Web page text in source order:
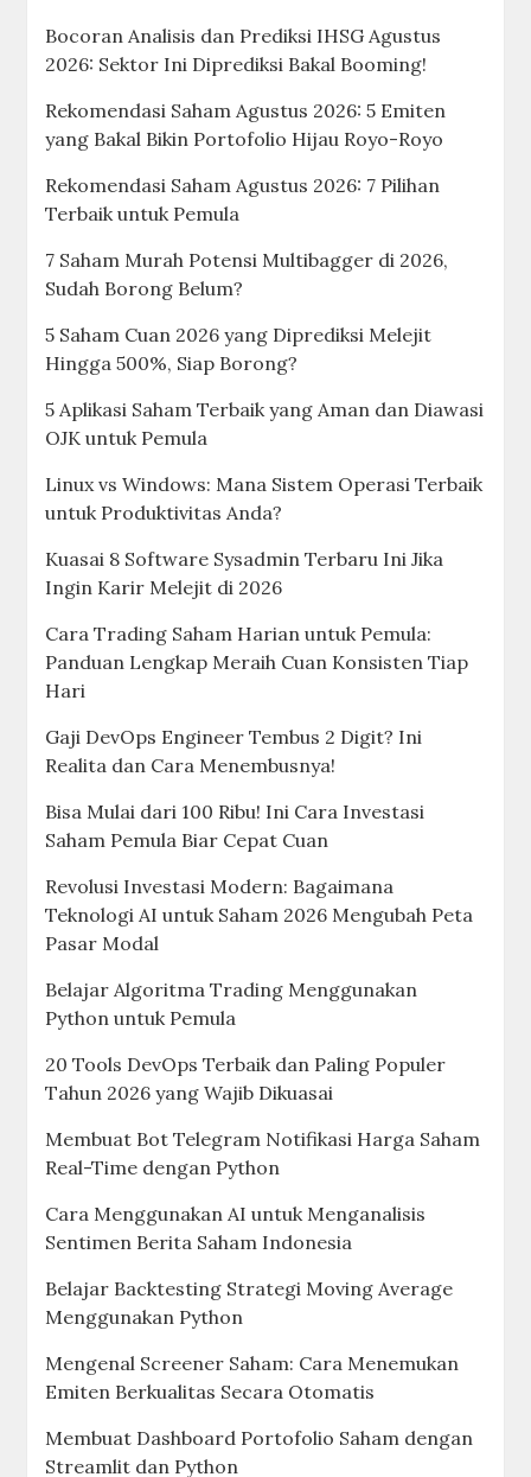
Bocoran Analisis dan Prediksi IHSG Agustus
2026: Sektor Ini Diprediksi Bakal Booming!
Rekomendasi Saham Agustus 2026: 5 Emiten
yang Bakal Bikin Portofolio Hijau Royo-Royo
Rekomendasi Saham Agustus 2026: 7 Pilihan
Terbaik untuk Pemula
7 Saham Murah Potensi Multibagger di 2026,
Sudah Borong Belum?
5 Saham Cuan 2026 yang Diprediksi Melejit
Hingga 500%, Siap Borong?
5 Aplikasi Saham Terbaik yang Aman dan Diawasi
OJK untuk Pemula
Linux vs Windows: Mana Sistem Operasi Terbaik
untuk Produktivitas Anda?
Kuasai 8 Software Sysadmin Terbaru Ini Jika
Ingin Karir Melejit di 2026
Cara Trading Saham Harian untuk Pemula:
Panduan Lengkap Meraih Cuan Konsisten Tiap
Hari
Gaji DevOps Engineer Tembus 2 Digit? Ini
Realita dan Cara Menembusnya!
Bisa Mulai dari 100 Ribu! Ini Cara Investasi
Saham Pemula Biar Cepat Cuan
Revolusi Investasi Modern: Bagaimana
Teknologi AI untuk Saham 2026 Mengubah Peta
Pasar Modal
Belajar Algoritma Trading Menggunakan
Python untuk Pemula
20 Tools DevOps Terbaik dan Paling Populer
Tahun 2026 yang Wajib Dikuasai
Membuat Bot Telegram Notifikasi Harga Saham
Real-Time dengan Python
Cara Menggunakan AI untuk Menganalisis
Sentimen Berita Saham Indonesia
Belajar Backtesting Strategi Moving Average
Menggunakan Python
Mengenal Screener Saham: Cara Menemukan
Emiten Berkualitas Secara Otomatis
Membuat Dashboard Portofolio Saham dengan
Streamlit dan Python